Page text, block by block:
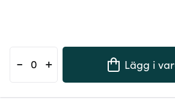
- + Lägg i